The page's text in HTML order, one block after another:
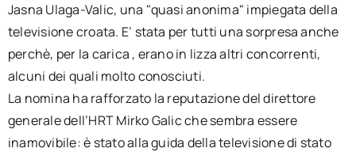
Jasna Ulaga-Valic, una "quasi anonima" impiegata della
televisione croata. E’ stata per tutti una sorpresa anche
perchè, per la carica , erano in lizza altri concorrenti,
alcuni dei quali molto conosciuti.
La nomina ha rafforzato la reputazione del direttore
generale dell’HRT Mirko Galic che sembra essere
inamovibile: è stato alla guida della televisione di stato